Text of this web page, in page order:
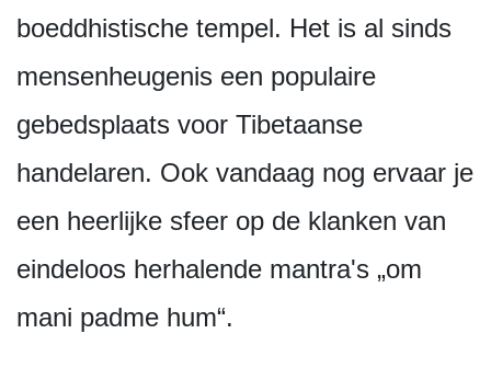
boeddhistische tempel. Het is al sinds
mensenheugenis een populaire
gebedsplaats voor Tibetaanse
handelaren. Ook vandaag nog ervaar je
een heerlijke sfeer op de klanken van
eindeloos herhalende mantra's „om
mani padme hum“.